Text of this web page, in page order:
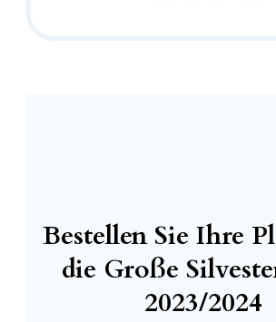
Bestellen Sie Ihre
die Große
2023/2024